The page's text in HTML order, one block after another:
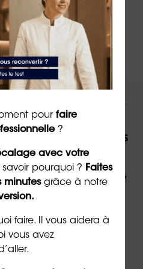
accompagné(e) dans
ou dans votre
par un expert,
conseiller(ère)
pour faire
?
avec votre
pourquoi ? Faites
minutesgrâce à notre
faire. Il vous aidera à
vous avez